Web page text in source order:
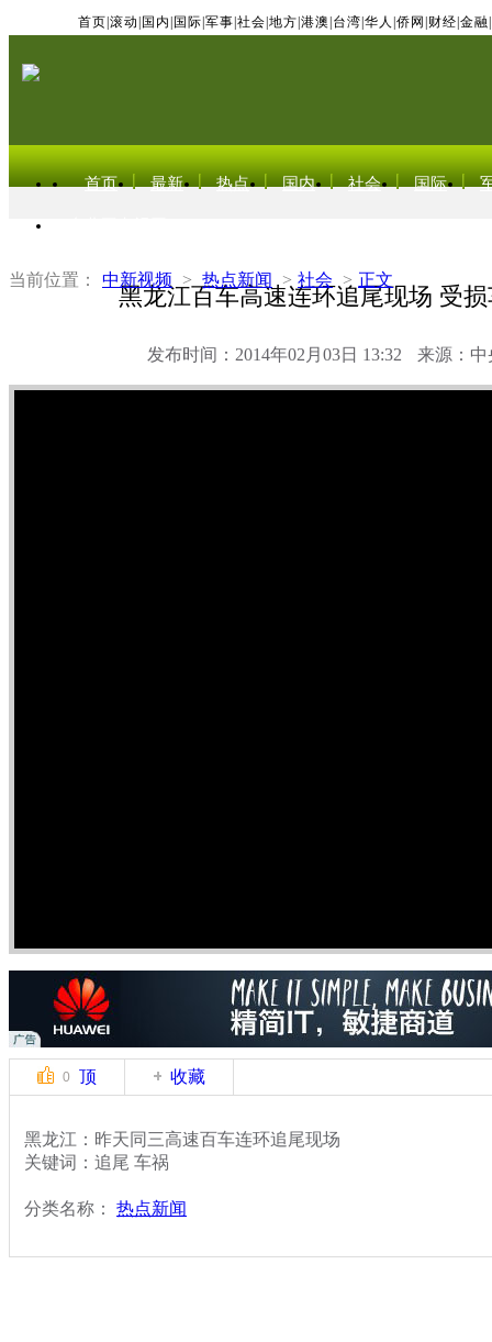
首页 滚动 国内 国际 军事 社会 地方 港澳 台湾 华人 侨网 财经 金融
首页 最新 热点 国内 社会 国际
当前位置： 中新视频 > 热点新闻 > 社会 > 正文
黑龙江百车高速连环追尾现场 受
发布时间：2014年02月03日 13:32 来源：中
0 顶 收藏
黑龙江：昨天同三高速百车连环追尾现场
关键词：追尾 车祸
分类名称： 热点新闻